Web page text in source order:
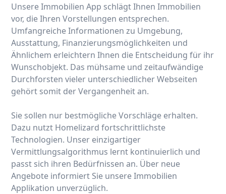
Unsere Immobilien App schlägt Ihnen Immobilien
vor, die Ihren Vorstellungen entsprechen.
Umfangreiche Informationen zu Umgebung,
Ausstattung, Finanzierungsmöglichkeiten und
Ähnlichem erleichtern Ihnen die Entscheidung für ihr
Wunschobjekt. Das mühsame und zeitaufwändige
Durchforsten vieler unterschiedlicher Webseiten
gehört somit der Vergangenheit an.
Sie sollen nur bestmögliche Vorschläge erhalten.
Dazu nutzt Homelizard fortschrittlichste
Technologien. Unser einzigartiger
Vermittlungsalgorithmus lernt kontinuierlich und
passt sich ihren Bedürfnissen an. Über neue
Angebote informiert Sie unsere Immobilien
Applikation unverzüglich.